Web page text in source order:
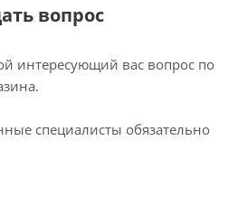
вопрос
интересующий вас вопрос по
специалисты обязательно